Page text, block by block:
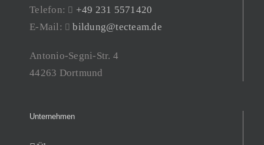
Telefon:
+49 231 5571420
E-Mail:
bildung@tecteam.de
Antonio-Segni-Str. 4
44263 Dortmund
Unternehmen